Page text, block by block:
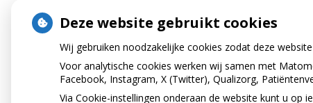
7.6.
aanvaard.
7.7.
Vragen die ontstaan zijn na het
Deze website gebruikt cookies
Wij gebruiken noodzakelijke cookies zodat deze
Voor analytische cookies werken wij samen met
Facebook, Instagram, X (Twitter), Qualizorg,
Via Cookie-instellingen onderaan de website kunt u op